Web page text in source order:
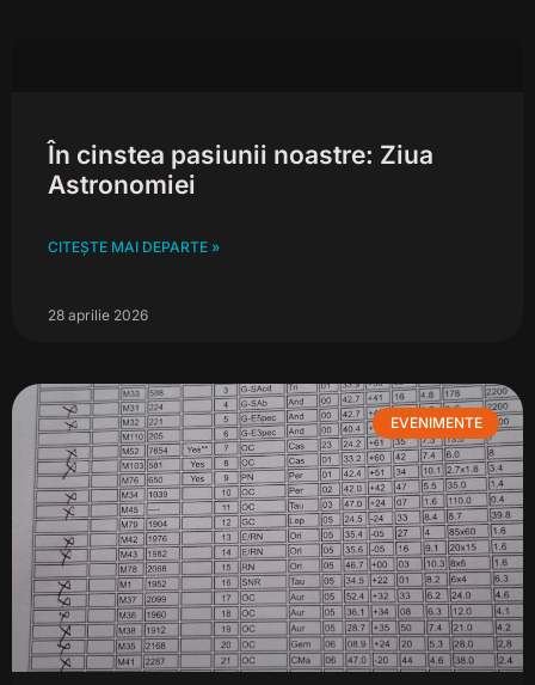
În cinstea pasiunii noastre: Ziua
Astronomiei
CITEȘTE MAI DEPARTE »
28 aprilie 2026
EVENIMENTE